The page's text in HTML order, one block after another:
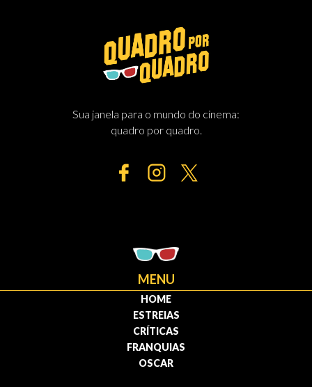
Sua janela para o mundo do cinema:
quadro por quadro.
MENU
HOME
ESTREIAS
CRÍTICAS
FRANQUIAS
OSCAR